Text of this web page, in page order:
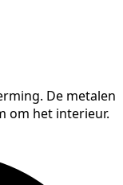
De metalen
om het interieur.